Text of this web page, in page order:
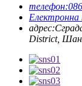
телефон:
адрес:
District,